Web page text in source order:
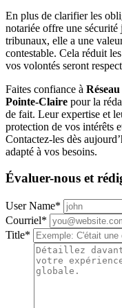
En plus de clarifier les
notariée offre une
tribunaux, elle a une
contestable. Cela réduit
vos volontés seront
Faites confiance à
Pointe-Claire pour la
de fait. Leur expertise et
protection de vos intérêts
Contactez-les dès
adapté à vos besoins.
Évaluer-nous et
User Name*
Courriel*
Title*